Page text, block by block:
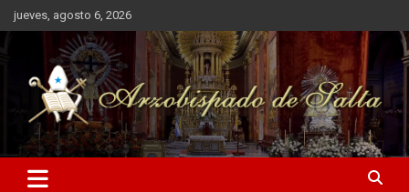
Saltar
al
contenido
jueves, agosto 6, 2026